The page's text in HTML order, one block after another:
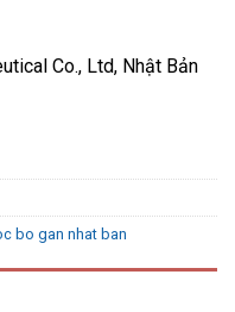
Co., Ltd, Nhật Bản
240 viên số lượng
bo gan nhat ban